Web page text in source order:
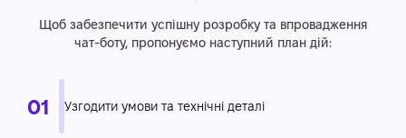
Щоб забезпечити успішну розробку та впровадження
чат-боту, пропонуємо наступний план дій: